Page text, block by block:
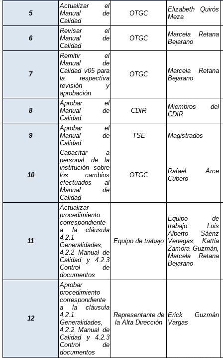
5
Actualizar el
Manual de
Calidad
OTGC
Elizabeth Quirós
Meza
6
Revisar el
Manual de
Calidad
OTGC
Marcela Retana
Bejarano
7
Remitir el
Manual de
Calidad v05 para
la respectiva
revisión y
aprobación
OTGC
Marcela Retana
Bejarano
8
Aprobar el
Manual de
Calidad
CDIR
Miembros del
CDIR
9
Aprobar el
Manual de
Calidad
TSE Magistrados
10
Capacitar a
personal de la
institución sobre
los cambios
efectuados al
Manual de
Calidad
OTGC
Rafael Arce
Cubero
11
Actualizar
procedimiento
correspondiente
a la cláusula
4.2.1
Generalidades,
4.2.2 Manual de
Calidad y 4.2.3
Control de
documentos
Equipo de trabajo
Equipo de
trabajo: Luis
Alberto Sáenz
Venegas, Kattia
Zamora Guzmán,
Marcela Retana
Bejarano
12
Aprobar
procedimiento
correspondiente
a la cláusula
4.2.1
Generalidades,
4.2.2 Manual de
Calidad y 4.2.3
Control de
documentos
Representante de
la Alta Dirección
Erick Guzmán
Vargas